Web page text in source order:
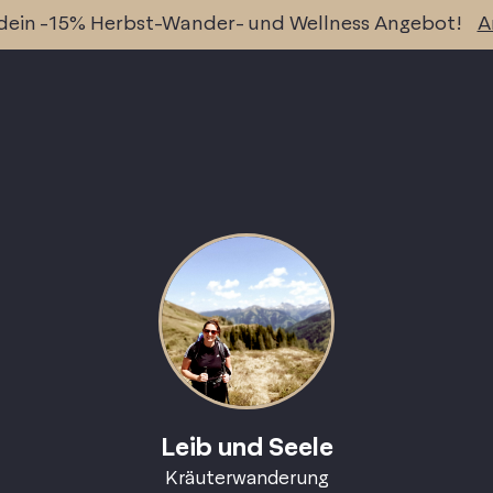
-15% Herbst-Wander- und Wellness Angebot!
Leib und Seele
Kräuterwanderung